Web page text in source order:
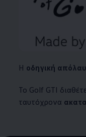
Η οδηγική
Το Golf GTI
ταυτόχρονα